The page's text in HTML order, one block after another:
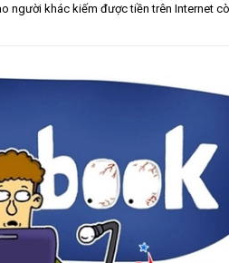
người khác kiếm được tiền trên Internet